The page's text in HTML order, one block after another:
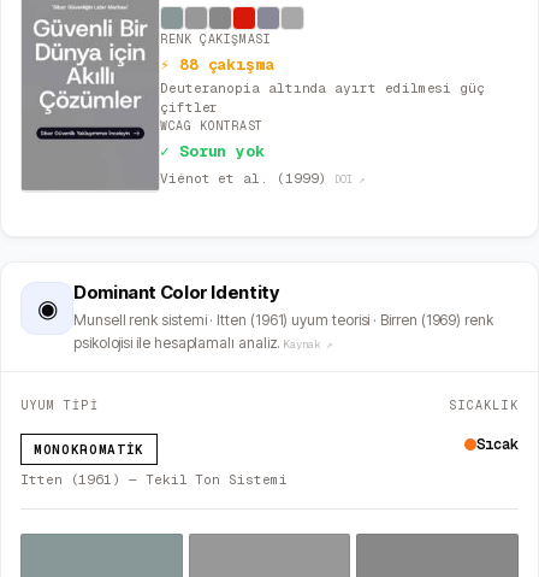
RENK ÇAKIŞMASI
⚡ 88 çakışma
Deuteranopia altında ayırt edilmesi güç
çiftler
WCAG KONTRAST
✓ Sorun yok
Viénot et al. (1999) DOI ↗
◉
Dominant Color Identity
Munsell renk sistemi · Itten (1961) uyum teorisi · Birren (1969) renk
psikolojisi ile hesaplamalı analiz. Kaynak ↗
UYUM TİPİ
MONOKROMATIK
Itten (1961) — Tekil Ton Sistemi
SICAKLIK
Sıcak